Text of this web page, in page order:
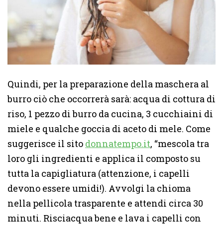
Quindi, per la preparazione della maschera al
burro ciò che occorrerà sarà: acqua di cottura di
riso, 1 pezzo di burro da cucina, 3 cucchiaini di
miele e qualche goccia di aceto di mele. Come
suggerisce il sito donnatempo.it, “mescola tra
loro gli ingredienti e applica il composto su
tutta la capigliatura (attenzione, i capelli
devono essere umidi!). Avvolgi la chioma
nella pellicola trasparente e attendi circa 30
minuti. Risciacqua bene e lava i capelli con